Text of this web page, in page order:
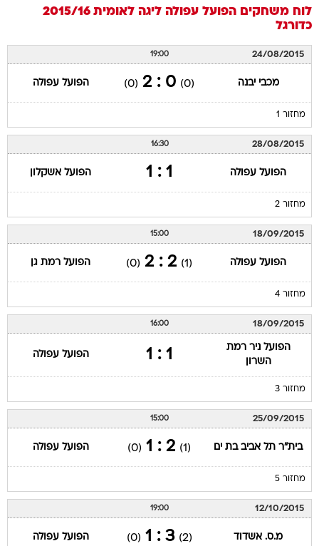
לוח משחקים הפועל עפולה ליגה לאומית 2015/16
כדורגל
24/08/2015
19:00
מכבי יבנה (0)
0 : 2
(0) הפועל עפולה
מחזור 1
28/08/2015
16:30
הפועל עפולה 1 : 1 הפועל אשקלון
מחזור 2
18/09/2015
15:00
הפועל עפולה (1)
2 : 2
(0) הפועל רמת גן
מחזור 4
18/09/2015
16:00
הפועל ניר רמת
השרון
1 : 1 הפועל עפולה
מחזור 3
25/09/2015
15:00
בית"ר תל אביב בת ים (1)
2 : 1
(0) הפועל עפולה
מחזור 5
12/10/2015
19:00
מ.ס. אשדוד (2)
3 : 1
(0) הפועל עפולה